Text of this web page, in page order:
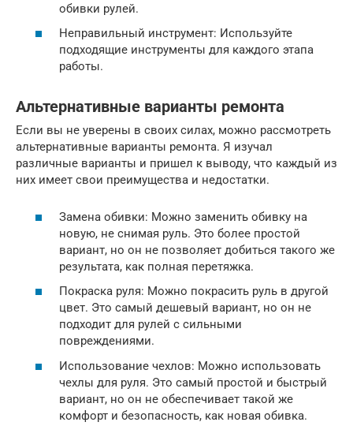
обивки рулей.
Неправильный инструмент: Используйте
подходящие инструменты для каждого этапа
работы.
Альтернативные варианты ремонта
Если вы не уверены в своих силах, можно рассмотреть
альтернативные варианты ремонта. Я изучал
различные варианты и пришел к выводу, что каждый из
них имеет свои преимущества и недостатки.
Замена обивки: Можно заменить обивку на
новую, не снимая руль. Это более простой
вариант, но он не позволяет добиться такого же
результата, как полная перетяжка.
Покраска руля: Можно покрасить руль в другой
цвет. Это самый дешевый вариант, но он не
подходит для рулей с сильными
повреждениями.
Использование чехлов: Можно использовать
чехлы для руля. Это самый простой и быстрый
вариант, но он не обеспечивает такой же
комфорт и безопасность, как новая обивка.